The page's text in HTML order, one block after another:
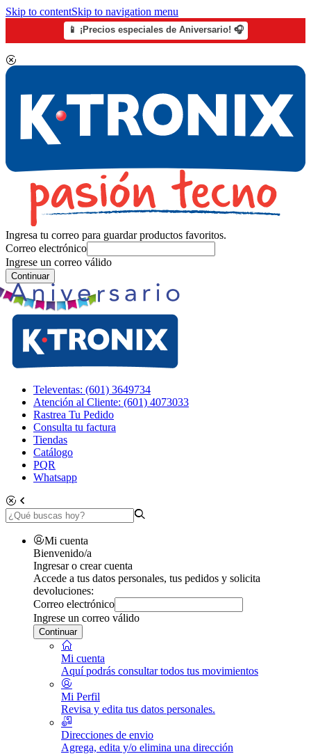
Skip to contentSkip to navigation menu
📱 ¡Precios especiales de Aniversario! 🎧
Ingresa tu correo para guardar productos favoritos.
Correo electrónico
Ingrese un correo válido
Continuar
Televentas: (601) 3649734
Atención al Cliente: (601) 4073033
Rastrea Tu Pedido
Consulta tu factura
Tiendas
Catálogo
PQR
Whatsapp
Mi cuenta
Bienvenido/a
Ingresar o crear cuenta
Accede a tus datos personales, tus pedidos y solicita
devoluciones:
Correo electrónico
Ingrese un correo válido
Continuar
Mi cuenta
Aquí podrás consultar todos tus movimientos
Mi Perfil
Revisa y edita tus datos personales.
Direcciones de envio
Agrega, edita y/o elimina una dirección